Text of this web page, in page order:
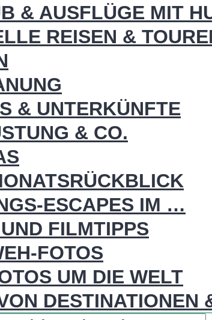
& AUSFLÜGE MIT
REISEN &
& UNTERKÜNFTE
& CO.
ESCAPES IM …
FILMTIPPS
FOTOS
UM DIE WELT
DESTINATIONEN